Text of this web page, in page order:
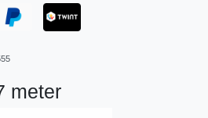
meter